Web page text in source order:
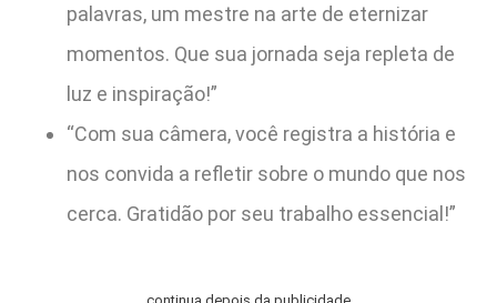
palavras, um mestre na arte de eternizar
momentos. Que sua jornada seja repleta de
luz e inspiração!”
“Com sua câmera, você registra a história e
nos convida a refletir sobre o mundo que nos
cerca. Gratidão por seu trabalho essencial!”